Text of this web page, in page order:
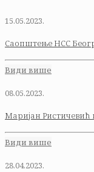
15.05.2023.
Саопштење НСС
Види више
08.05.2023.
Маријан Ристичевић
Види више
28.04.2023.